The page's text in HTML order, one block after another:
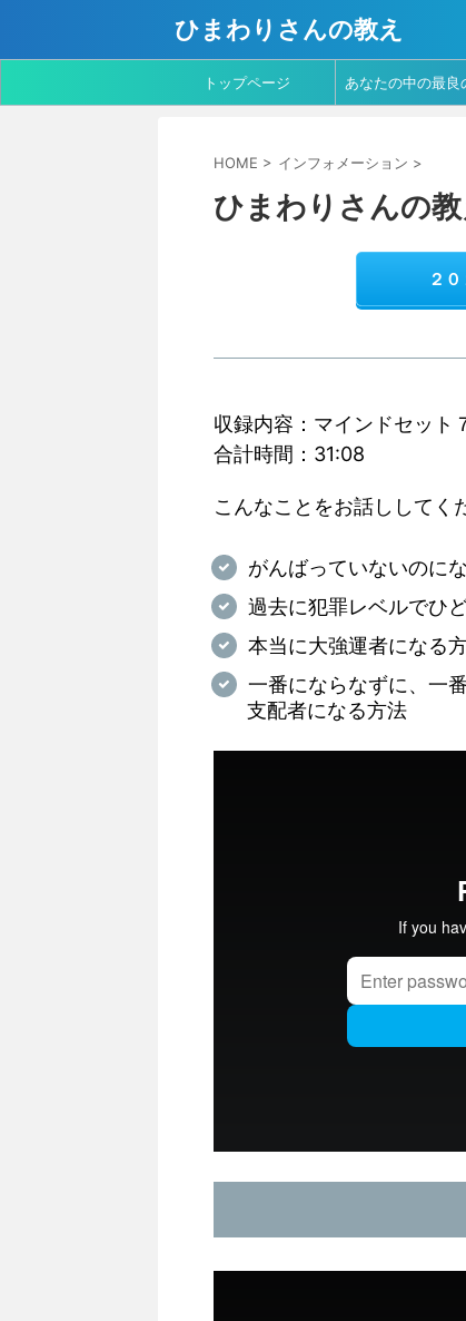
ひまわりさんの教え
トップページ あなたの中の最良
葉より
HOME > インフォメーション >
ひまわりさんの
２
収録内容：マインドセット
合計時間：31:08
こんなことをお話ししてく
がんばっていないのに
過去に犯罪レベルでひ
本当に大強運者になる
一番にならなずに、一
支配者になる方法